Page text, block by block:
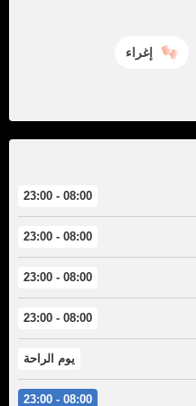
إغراء
08:00 - 23:00
08:00 - 23:00
08:00 - 23:00
08:00 - 23:00
يوم الراحة
08:00 - 23:00